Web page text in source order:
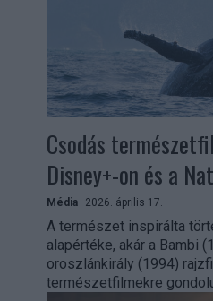
Csodás
Disney+-on és a
Média 2026. április 17.
A természet inspirálta
alapértéke, akár a Bambi
oroszlánkirály (1994)
természetfilmekre